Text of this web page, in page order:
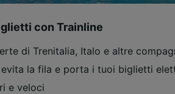
con Trainline
di Trenitalia, Italo e altre
evita la fila e porta i tuoi biglietti
e veloci